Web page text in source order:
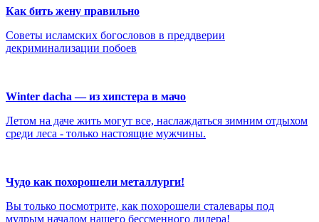
Как бить жену правильно
Советы исламских богословов в преддверии
декриминализации побоев
Winter dacha — из хипстера в мачо
Летом на даче жить могут все, наслаждаться зимним отдыхом
среди леса - только настоящие мужчины.
Чудо как похорошели металлурги!
Вы только посмотрите, как похорошели сталевары под
мудрым началом нашего бессменного лидера!